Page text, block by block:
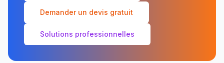
Demander un devis gratuit
Solutions professionnelles